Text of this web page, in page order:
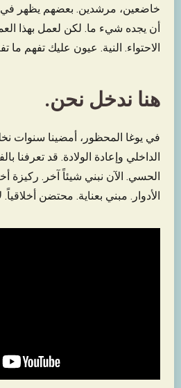
خاضعين، مرشدين. بعضهم يظهر في
أن يجده شيء ما. لكن لعمل بهذا
الاحتواء. النية. عيون عليك تفهم ما
هنا ندخل نحن.
في يوغا المحظور، أمضينا سنوات
الداخلي وإعادة الولادة. قد تعرفنا
الحسي. الآن نبني شيئاً آخر. ركيزة
الأدوار. مبني بعناية. محتضن